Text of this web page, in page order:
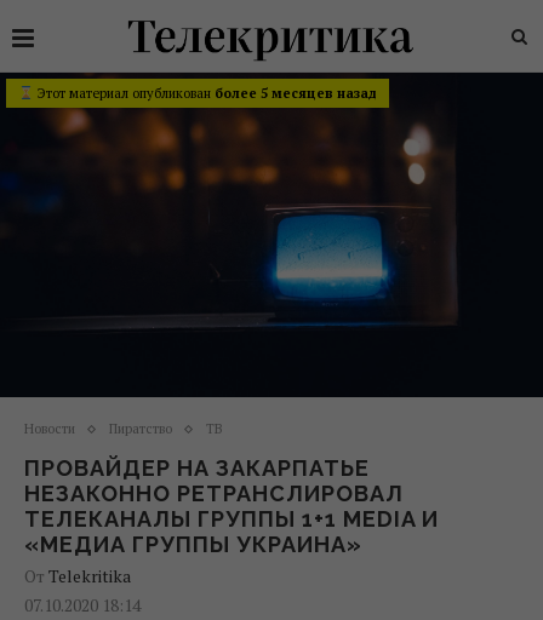
Этот материал опубликован более 5 месяцев назад
Новости Пиратство ТВ
ПРОВАЙДЕР НА ЗАКАРПАТЬЕ
НЕЗАКОННО РЕТРАНСЛИРОВАЛ
ТЕЛЕКАНАЛЫ ГРУППЫ 1+1 MEDIA И
«МЕДИА ГРУППЫ УКРАИНА»
От Telekritika
07.10.2020 18:14